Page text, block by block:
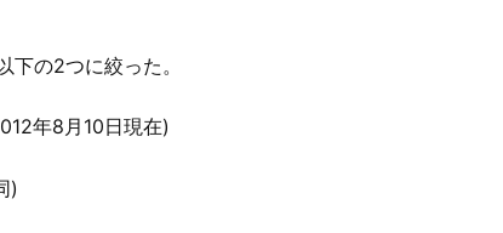
の2つに絞った。
年8月10日現在)
)